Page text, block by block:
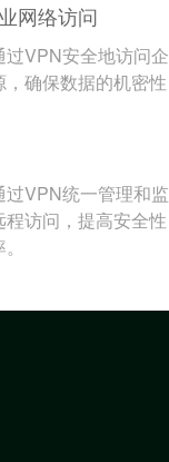
网络访问
过VPN安全地访问企
，确保数据的机密性
过VPN统一管理和监
程访问，提高安全性